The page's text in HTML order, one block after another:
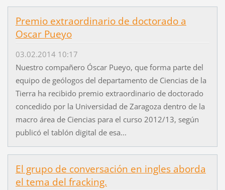
Premio extraordinario de doctorado a
Oscar Pueyo
03.02.2014 10:17
Nuestro compañero Óscar Pueyo, que forma parte del
equipo de geólogos del departamento de Ciencias de la
Tierra ha recibido premio extraordinario de doctorado
concedido por la Universidad de Zaragoza dentro de la
macro área de Ciencias para el curso 2012/13, según
publicó el tablón digital de esa...
El grupo de conversación en ingles aborda
el tema del fracking.